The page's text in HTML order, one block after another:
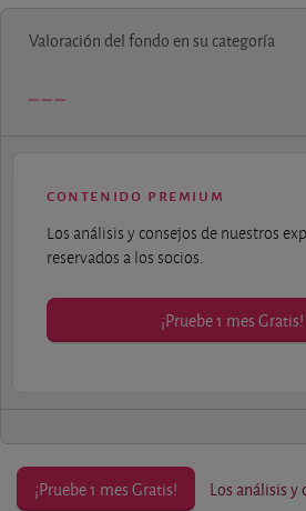
Valoración del fondo en su categoría
contenido premium
Los análisis y consejos de nuestros
reservados a los socios.
¡Pruebe 1 mes Gratis!
¡Pruebe 1 mes Gratis! Los análisis y